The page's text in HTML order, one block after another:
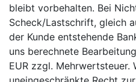
bleibt vorbehalten. Bei
Scheck/Lastschrift, gleich
der Kunde entstehende
uns berechnete
EUR zzgl. Mehrwertsteuer.